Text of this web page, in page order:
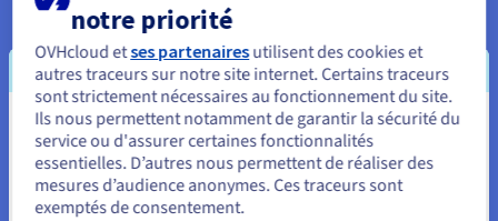
Vous semblez être localisé en États-
Unis.
Pour commander, rendez-vous sur le site de votre pays (États-
notre priorité
OVHcloud etses partenairesutilisent des cookies et
autres traceurs sur notre site internet. Certains traceurs
sont strictement nécessaires au fonctionnement du site.
Ils nous permettent notamment de garantir la sécurité du
service ou d'assurer certaines fonctionnalités
essentielles. D’autres nous permettent de réaliser des
mesures d’audience anonymes. Ces traceurs sont
exemptés de consentement.